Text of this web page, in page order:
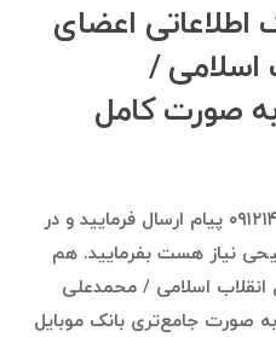
اطلاعاتی اعضای
اسلامی /
صورت کامل
لطفا در تلگرام به شماره ۰۹۱۲۱۴۰۰۲۳۷ پیام ارسال فرمایید و در
نیاز هست بفرمایید. هم
انقلاب اسلامی / محمدعلی
صورت جامع‌تری بانک موبایل